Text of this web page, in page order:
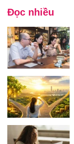
Đọc nhiều